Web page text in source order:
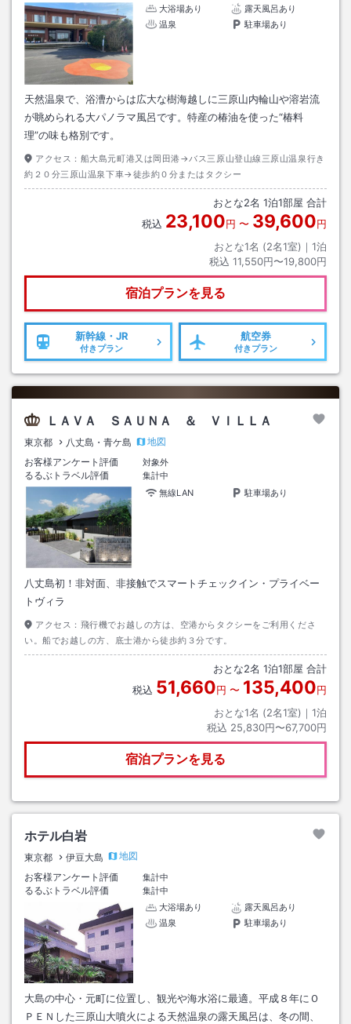
大浴場あり
露天風呂あり
温泉
駐車場あり
天然温泉で、浴漕からは広大な樹海越しに三原山内輪山や溶岩流
が眺められる大パノラマ風呂です。特産の椿油を使った“椿料
理”の味も格別です。
アクセス： 船大島元町港又は岡田港→バス三原山登山線三原山温泉行き
約２０分三原山温泉下車→徒歩約０分またはタクシー
おとな2名 1泊1部屋 合計
税込 23,100円 〜 39,600円
おとな1名 (2名1室)｜ 1泊
税込 11,550円〜19,800円
宿泊プランを見る
新幹線・JR
付きプラン
航空券
付きプラン
ＬＡＶＡ ＳＡＵＮＡ ＆ ＶＩＬＬＡ
東京都 八丈島・青ケ島
地図
お客様アンケート評価
対象外
るるぶトラベル評価
集計中
無線LAN
駐車場あり
八丈島初！非対面、非接触でスマートチェックイン・プライベー
トヴィラ
アクセス： 飛行機でお越しの方は、空港からタクシーをご利用くださ
い。船でお越しの方、底士港から徒歩約３分です。
おとな2名 1泊1部屋 合計
税込 51,660円 〜 135,400円
おとな1名 (2名1室)｜ 1泊
税込 25,830円〜67,700円
宿泊プランを見る
ホテル白岩
東京都 伊豆大島
地図
お客様アンケート評価
集計中
るるぶトラベル評価
集計中
大浴場あり
露天風呂あり
温泉
駐車場あり
大島の中心・元町に位置し、観光や海水浴に最適。平成８年にＯ
ＰＥＮした三原山大噴火による天然温泉の露天風呂は、冬の間、